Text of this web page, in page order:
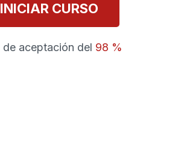
INICIAR CURSO
de aceptación del 98 %